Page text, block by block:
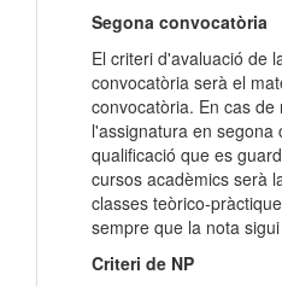
Segona convocatòria
El criteri d'avaluació de
convocatòria serà el
convocatòria. En cas de
l'assignatura en segona
qualificació que es
cursos acadèmics serà
classes teòrico-
sempre que la nota
Criteri de NP